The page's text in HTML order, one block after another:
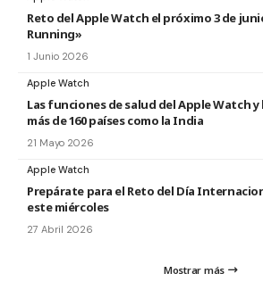
Reto del Apple Watch el próximo 3 de
Running»
1 Junio 2026
Apple Watch
Las funciones de salud del Apple Watch y
más de 160 países como la India
21 Mayo 2026
Apple Watch
Prepárate para el Reto del Día
este miércoles
27 Abril 2026
Mostrar más